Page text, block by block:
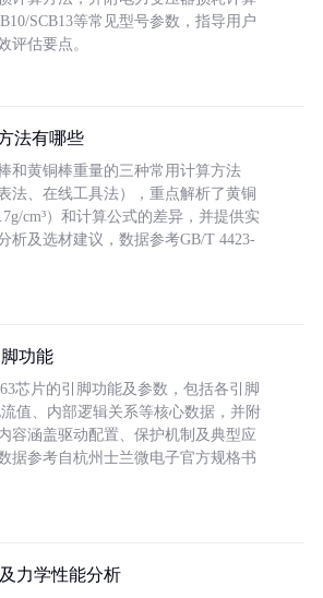
SCB13等常见型号参数，指导用户
评估要点。
法有哪些
和黄铜棒重量的三种常用计算方法
法、在线工具法），重点解析了黄铜
cm³）和计算公式的差异，并提供实
析及选材建议，数据参考GB/T 4423-
功能
芯片的引脚功能及参数，包括各引脚
值、内部逻辑关系等核心数据，并附
容涵盖驱动配置、保护机制及典型应
据参考自杭州士兰微电子官方规格书
力学性能分析